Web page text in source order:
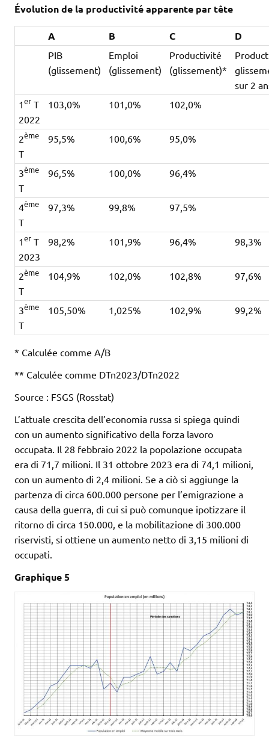
Évolution de la productivité apparente par tête
A B C D
PIB
(glissement)
Emploi
(glissement)
Productivité
(glissement)*
sur 2
1er T
2022
103,0% 101,0% 102,0%
2ème
T
95,5% 100,6% 95,0%
3ème
T
96,5% 100,0% 96,4%
4ème
T
97,3% 99,8% 97,5%
1er T
2023
98,2% 101,9% 96,4% 98,3%
2ème
T
104,9% 102,0% 102,8% 97,6%
3ème
T
105,50% 1,025% 102,9% 99,2%
* Calculée comme A/B
** Calculée comme DTn2023/DTn2022
Source : FSGS (Rosstat)
L’attuale crescita dell’economia russa si spiega quindi
con un aumento significativo della forza lavoro
occupata. Il 28 febbraio 2022 la popolazione occupata
era di 71,7 milioni. Il 31 ottobre 2023 era di 74,1 milioni,
con un aumento di 2,4 milioni. Se a ciò si aggiunge la
partenza di circa 600.000 persone per l’emigrazione a
causa della guerra, di cui si può comunque ipotizzare il
ritorno di circa 150.000, e la mobilitazione di 300.000
riservisti, si ottiene un aumento netto di 3,15 milioni di
occupati.
Graphique 5